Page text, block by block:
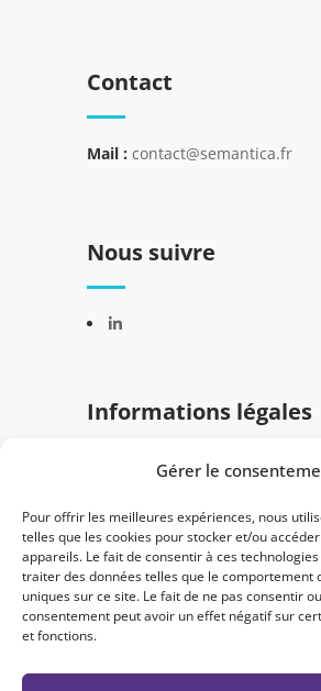
Gérer le
Pour offrir les meilleures expériences, nous
telles que les cookies pour stocker et/ou
appareils. Le fait de consentir à ces
traiter des données telles que le comportement
uniques sur ce site. Le fait de ne pas consentir
consentement peut avoir un effet négatif sur
et fonctions.
Contact
Mail : contact@semantica.fr
Nous suivre
Informations légales
Mentions légales
Politique de confidentialité